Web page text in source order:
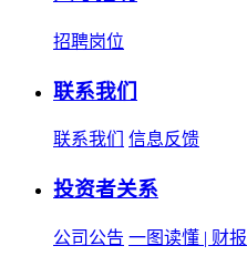
招聘岗位
联系我们
联系我们 信息反馈
投资者关系
公司公告 一图读懂 | 财报